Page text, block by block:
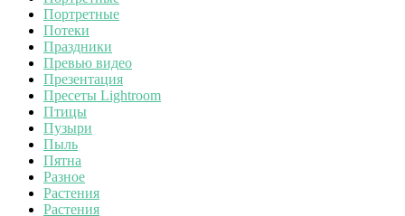
Портретные
Потеки
Праздники
Превью видео
Презентация
Пресеты Lightroom
Птицы
Пузыри
Пыль
Пятна
Разное
Растения
Растения